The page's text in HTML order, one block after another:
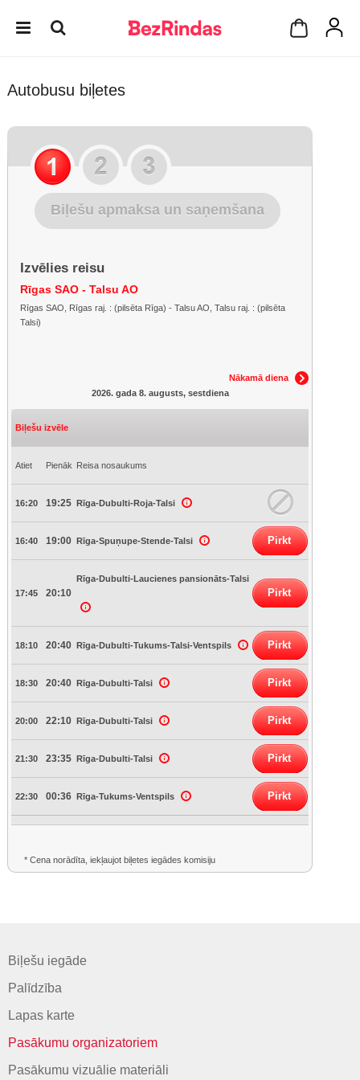
Autobusu biļetes
Biļešu apmaksa un saņemšana
Izvēlies reisu
Rīgas SAO - Talsu AO
Rīgas SAO, Rīgas raj. : (pilsēta Rīga) - Talsu AO, Talsu raj. : (pilsēta
Talsi)
Nākamā diena
2026. gada 8. augusts, sestdiena
Biļešu izvēle
Atiet Pienāk Reisa nosaukums
16:20 19:25 Rīga-Dubulti-Roja-Talsi
16:40 19:00 Rīga-Spuņupe-Stende-Talsi Pirkt
17:45 20:10
Rīga-Dubulti-Laucienes pansionāts-Talsi
Pirkt
18:10 20:40 Rīga-Dubulti-Tukums-Talsi-Ventspils Pirkt
18:30 20:40 Rīga-Dubulti-Talsi Pirkt
20:00 22:10 Rīga-Dubulti-Talsi Pirkt
21:30 23:35 Rīga-Dubulti-Talsi Pirkt
22:30 00:36 Rīga-Tukums-Ventspils Pirkt
* Cena norādīta, iekļaujot biļetes iegādes komisiju
Biļešu iegāde
Palīdzība
Lapas karte
Pasākumu organizatoriem
Pasākumu vizuālie materiāli